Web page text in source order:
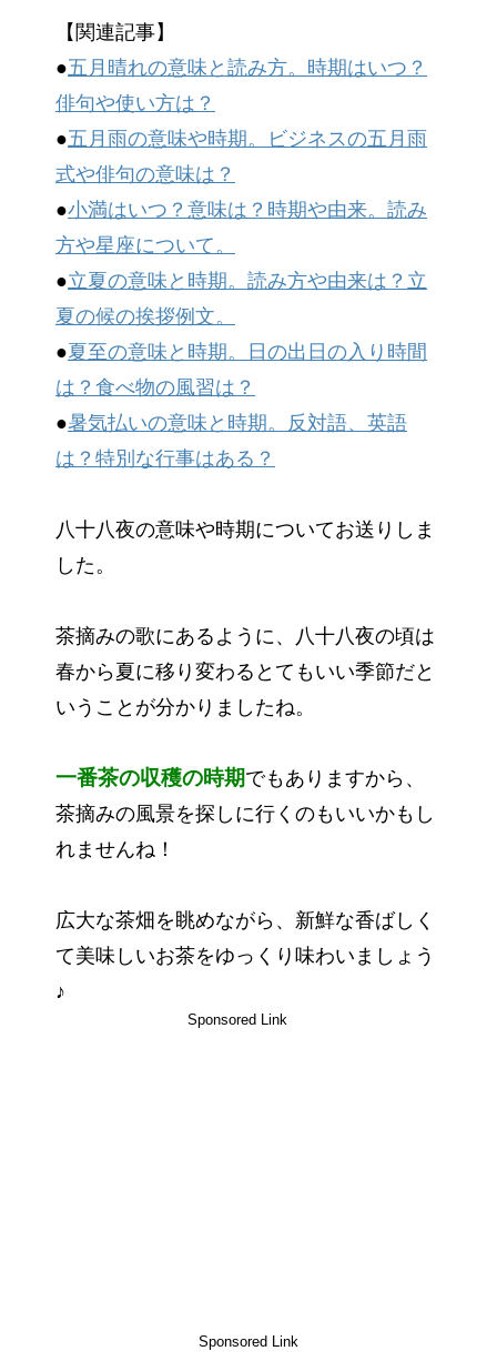
【関連記事】
●五月晴れの意味と読み方。時期はいつ？
俳句や使い方は？
●五月雨の意味や時期。ビジネスの五月雨
式や俳句の意味は？
●小満はいつ？意味は？時期や由来。読み
方や星座について。
●立夏の意味と時期。読み方や由来は？立
夏の候の挨拶例文。
●夏至の意味と時期。日の出日の入り時間
は？食べ物の風習は？
●暑気払いの意味と時期。反対語、英語
は？特別な行事はある？
八十八夜の意味や時期についてお送りしま
した。
茶摘みの歌にあるように、八十八夜の頃は
春から夏に移り変わるとてもいい季節だと
いうことが分かりましたね。
一番茶の収穫の時期でもありますから、
茶摘みの風景を探しに行くのもいいかもし
れませんね！
広大な茶畑を眺めながら、新鮮な香ばしく
て美味しいお茶をゆっくり味わいましょう
♪
Sponsored Link
Sponsored Link